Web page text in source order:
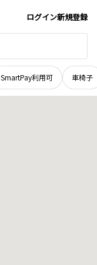
ログイン新規登録
SmartPay利用可 車椅子